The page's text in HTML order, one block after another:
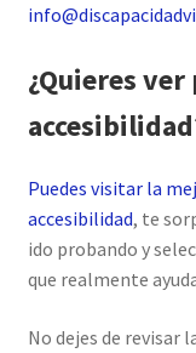
¿Quieres
Puedes visitar la
accesibilidad, te
ido probando y
que realmente
No dejes de revisar